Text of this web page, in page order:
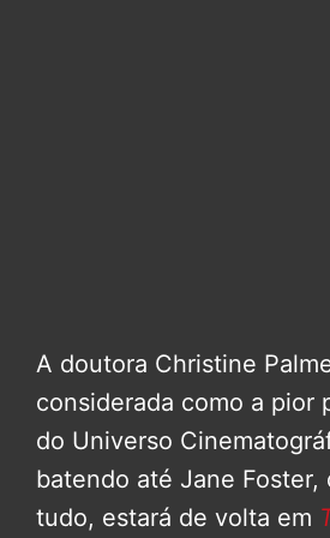
A doutora Christine
considerada como a pior
do Universo
batendo até Jane Foster,
tudo, estará de volta em